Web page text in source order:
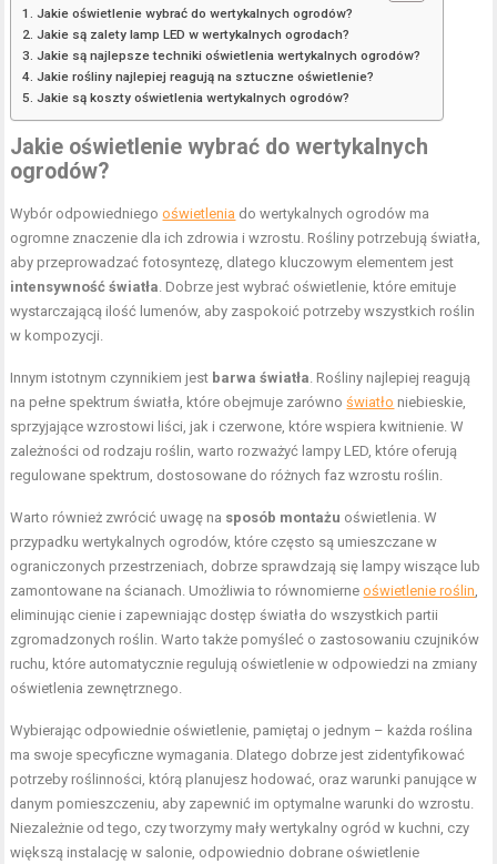
Jakie oświetlenie wybrać do wertykalnych ogrodów?
Jakie są zalety lamp LED w wertykalnych ogrodach?
Jakie są najlepsze techniki oświetlenia wertykalnych ogrodów?
Jakie rośliny najlepiej reagują na sztuczne oświetlenie?
Jakie są koszty oświetlenia wertykalnych ogrodów?
Jakie oświetlenie wybrać do wertykalnych
ogrodów?
Wybór odpowiedniegooświetlenia do wertykalnych ogrodów ma
ogromne znaczenie dla ich zdrowia i wzrostu. Rośliny potrzebują światła,
aby przeprowadzać fotosyntezę, dlatego kluczowym elementem jest
intensywność światła . Dobrze jest wybrać oświetlenie, które emituje
wystarczającą ilość lumenów, aby zaspokoić potrzeby wszystkich roślin
w kompozycji.
Innym istotnym czynnikiem jest barwa światła . Rośliny najlepiej reagują
na pełne spektrum światła, które obejmuje zarównoświatło niebieskie,
sprzyjające wzrostowi liści, jak i czerwone, które wspiera kwitnienie. W
zależności od rodzaju roślin, warto rozważyć lampy LED, które oferują
regulowane spektrum, dostosowane do różnych faz wzrostu roślin.
Warto również zwrócić uwagę na sposób montażu oświetlenia. W
przypadku wertykalnych ogrodów, które często są umieszczane w
ograniczonych przestrzeniach, dobrze sprawdzają się lampy wiszące lub
zamontowane na ścianach. Umożliwia to równomierneoświetlenie roślin
eliminując cienie i zapewniając dostęp światła do wszystkich partii
zgromadzonych roślin. Warto także pomyśleć o zastosowaniu czujników
ruchu, które automatycznie regulują oświetlenie w odpowiedzi na zmiany
oświetlenia zewnętrznego.
Wybierając odpowiednie oświetlenie, pamiętaj o jednym – każda roślina
ma swoje specyficzne wymagania. Dlatego dobrze jest zidentyfikować
potrzeby roślinności, którą planujesz hodować, oraz warunki panujące w
danym pomieszczeniu, aby zapewnić im optymalne warunki do wzrostu.
Niezależnie od tego, czy tworzymy mały wertykalny ogród w kuchni, czy
większą instalację w salonie, odpowiednio dobrane oświetlenie